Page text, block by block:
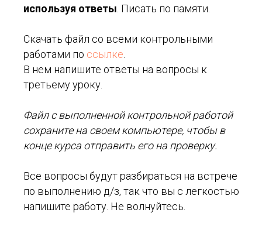
используя ответы . Писать по памяти.
Скачать файл со всеми контрольными
работами по ссылке
В нем напишите ответы на вопросы к
третьему уроку.
Файл с выполненной контрольной работой
сохраните на своем компьютере, чтобы в
конце курса отправить его на проверку.
Все вопросы будут разбираться на встрече
по выполнению д/з, так что вы с легкостью
напишите работу. Не волнуйтесь.